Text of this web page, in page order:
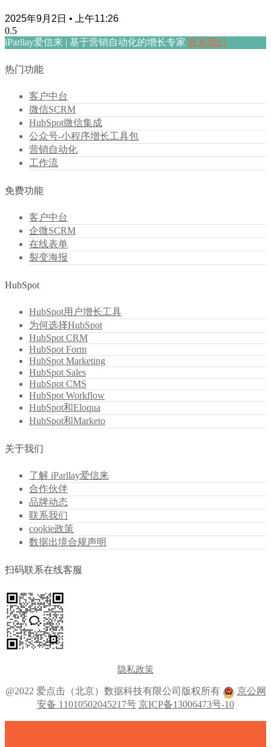
2025年9月2日 上午11:26
iParllay爱信来 | 基于营销自动化的增长专家 联系我们
热门功能
客户中台
微信SCRM
HubSpot微信集成
公众号-小程序增长工具包
营销自动化
工作流
免费功能
客户中台
企微SCRM
在线表单
裂变海报
HubSpot
HubSpot用户增长工具
为何选择HubSpot
HubSpot CRM
HubSpot Form
HubSpot Marketing
HubSpot Sales
HubSpot CMS
HubSpot Workflow
HubSpot和Eloqua
HubSpot和Marketo
关于我们
了解 iParllay爱信来
合作伙伴
品牌动态
联系我们
cookie政策
数据出境合规声明
扫码联系在线客服
隐私政策
@2022 爱点击（北京）数据科技有限公司版权所有
京公网
安备 11010502045217号 京ICP备13006473号-10